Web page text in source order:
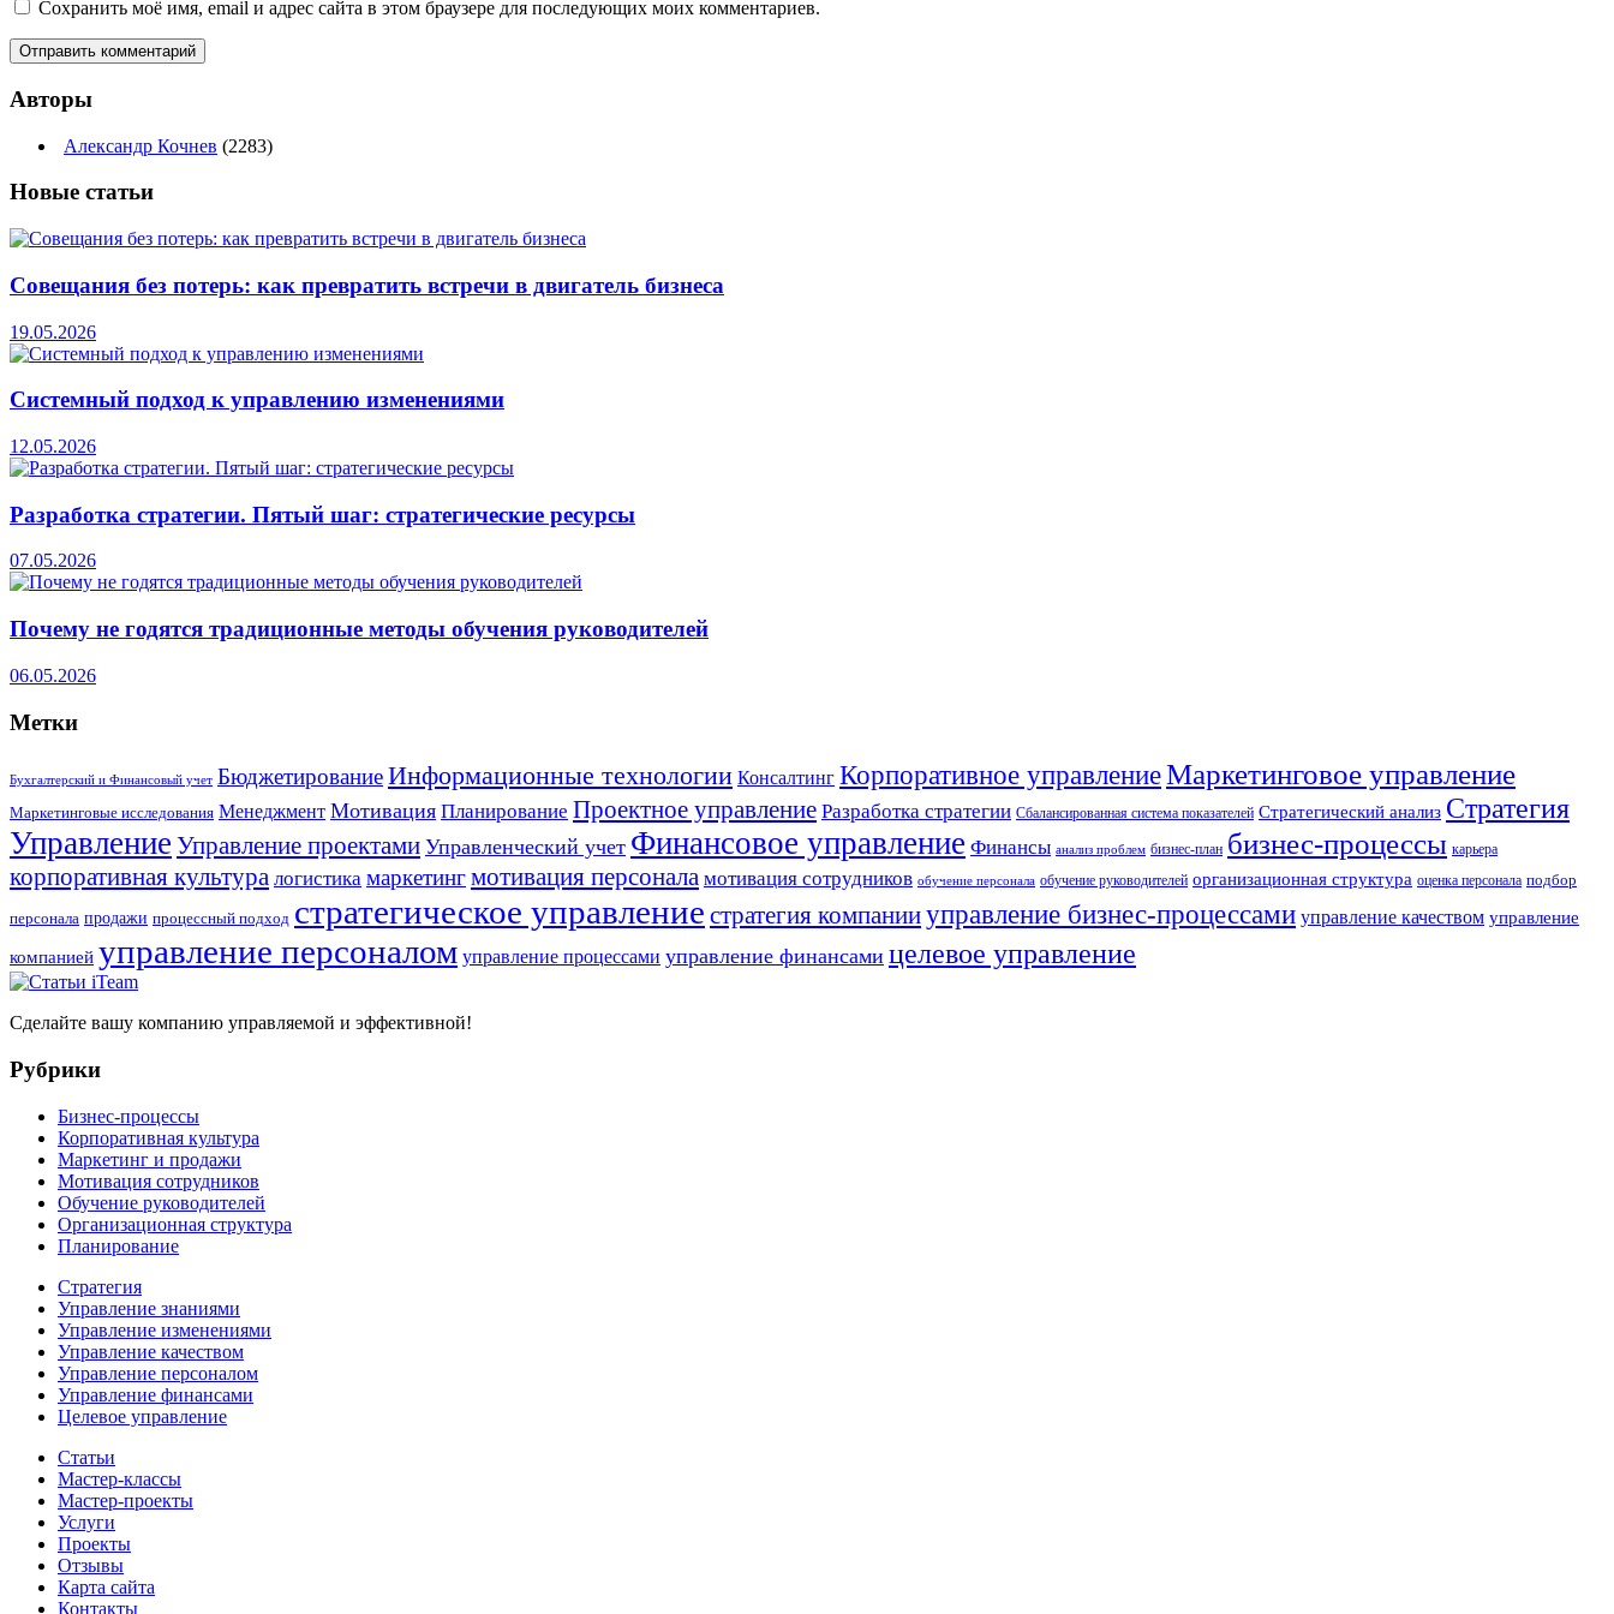
Сохранить моё имя, email и адрес сайта в этом браузере для последующих моих комментариев.
Авторы
Александр Кочнев (2283)
Новые статьи
Совещания без потерь: как превратить встречи в двигатель бизнеса
19.05.2026
Системный подход к управлению изменениями
12.05.2026
Разработка стратегии. Пятый шаг: стратегические ресурсы
07.05.2026
Почему не годятся традиционные методы обучения руководителей
06.05.2026
Метки
Бухгалтерский и Финансовый учет БюджетированиеИнформационные технологии Консалтинг Корпоративное управлениеМаркетинговое управление
Маркетинговые исследования Менеджмент Мотивация Планирование Проектное управление Разработка стратегии Сбалансированная система показателей Стратегический анализ Стратегия
Управление Управление проектами Управленческий учет Финансовое управление Финансы анализ проблем бизнес-план бизнес-процессы карьера
корпоративная культура логистика маркетингмотивация персонала мотивация сотрудников обучение персонала обучение руководителей организационная структура оценка персонала подбор
персонала продажи процессный подход стратегическое управление стратегия компанииуправление бизнес-процессами управление качеством управление
компанией управление персоналом управление процессами управление финансами целевое управление
Сделайте вашу компанию управляемой и эффективной!
Рубрики
Бизнес-процессы
Корпоративная культура
Маркетинг и продажи
Мотивация сотрудников
Обучение руководителей
Организационная структура
Планирование
Стратегия
Управление знаниями
Управление изменениями
Управление качеством
Управление персоналом
Управление финансами
Целевое управление
Статьи
Мастер-классы
Мастер-проекты
Услуги
Проекты
Отзывы
Карта сайта
Контакты